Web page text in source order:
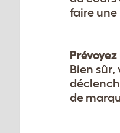
faire une
Bien
de